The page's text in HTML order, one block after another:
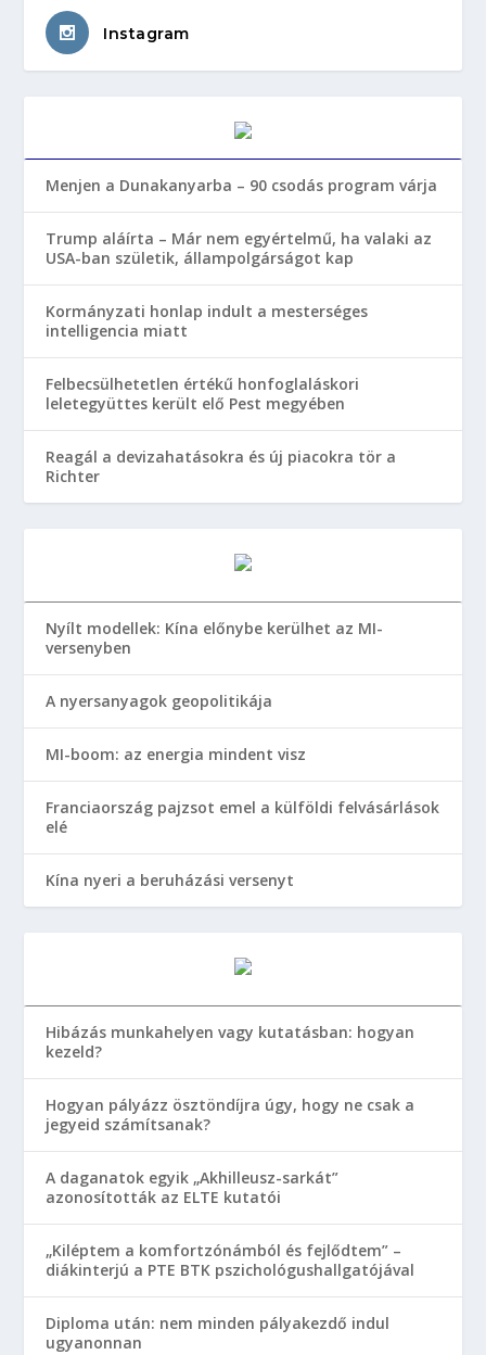
Instagram
Menjen a Dunakanyarba – 90 csodás program várja
Trump aláírta – Már nem egyértelmű, ha valaki az
USA-ban születik, állampolgárságot kap
Kormányzati honlap indult a mesterséges
intelligencia miatt
Felbecsülhetetlen értékű honfoglaláskori
leletegyüttes került elő Pest megyében
Reagál a devizahatásokra és új piacokra tör a
Richter
Nyílt modellek: Kína előnybe kerülhet az MI-
versenyben
A nyersanyagok geopolitikája
MI-boom: az energia mindent visz
Franciaország pajzsot emel a külföldi felvásárlások
elé
Kína nyeri a beruházási versenyt
Hibázás munkahelyen vagy kutatásban: hogyan
kezeld?
Hogyan pályázz ösztöndíjra úgy, hogy ne csak a
jegyeid számítsanak?
A daganatok egyik „Akhilleusz-sarkát”
azonosították az ELTE kutatói
„Kiléptem a komfortzónámból és fejlődtem” –
diákinterjú a PTE BTK pszichológushallgatójával
Diploma után: nem minden pályakezdő indul
ugyanonnan